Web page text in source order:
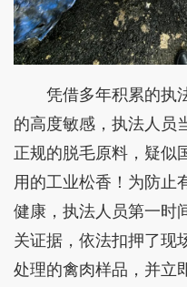
凭借多年积累的执
的高度敏感，执法人员
正规的脱毛原料，疑似
用的工业松香！为防止
健康，执法人员第一时
关证据，依法扣押了现
处理的禽肉样品，并立